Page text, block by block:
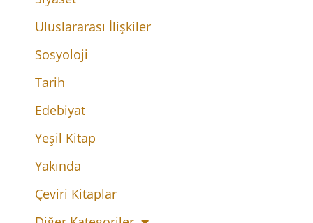
Uluslararası İlişkiler
Sosyoloji
Tarih
Edebiyat
Yeşil Kitap
Yakında
Çeviri Kitaplar